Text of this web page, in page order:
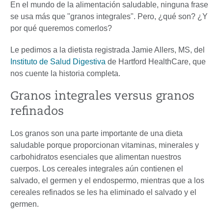
En el mundo de la alimentación saludable, ninguna frase
se usa más que "granos integrales". Pero, ¿qué son? ¿Y
por qué queremos comerlos?
Le pedimos a la dietista registrada Jamie Allers, MS, del
Instituto de Salud Digestiva de Hartford HealthCare, que
nos cuente la historia completa.
Granos integrales versus granos
refinados
Los granos son una parte importante de una dieta
saludable porque proporcionan vitaminas, minerales y
carbohidratos esenciales que alimentan nuestros
cuerpos. Los cereales integrales aún contienen el
salvado, el germen y el endospermo, mientras que a los
cereales refinados se les ha eliminado el salvado y el
germen.